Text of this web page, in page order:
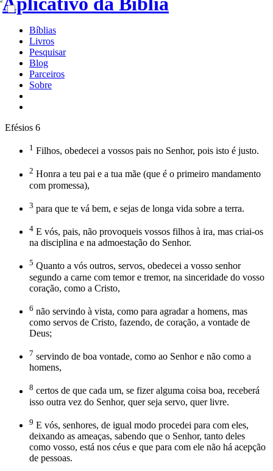
Bíblias
Livros
Pesquisar
Blog
Parceiros
Sobre
Efésios 6
1 Filhos, obedecei a vossos pais no Senhor, pois isto é justo.
2 Honra a teu pai e a tua mãe (que é o primeiro mandamento
com promessa),
3 para que te vá bem, e sejas de longa vida sobre a terra.
4 E vós, pais, não provoqueis vossos filhos à ira, mas criai-os
na disciplina e na admoestação do Senhor.
5 Quanto a vós outros, servos, obedecei a vosso senhor
segundo a carne com temor e tremor, na sinceridade do vosso
coração, como a Cristo,
6 não servindo à vista, como para agradar a homens, mas
como servos de Cristo, fazendo, de coração, a vontade de
Deus;
7 servindo de boa vontade, como ao Senhor e não como a
homens,
8 certos de que cada um, se fizer alguma coisa boa, receberá
isso outra vez do Senhor, quer seja servo, quer livre.
9 E vós, senhores, de igual modo procedei para com eles,
deixando as ameaças, sabendo que o Senhor, tanto deles
como vosso, está nos céus e que para com ele não há acepção
de pessoas.